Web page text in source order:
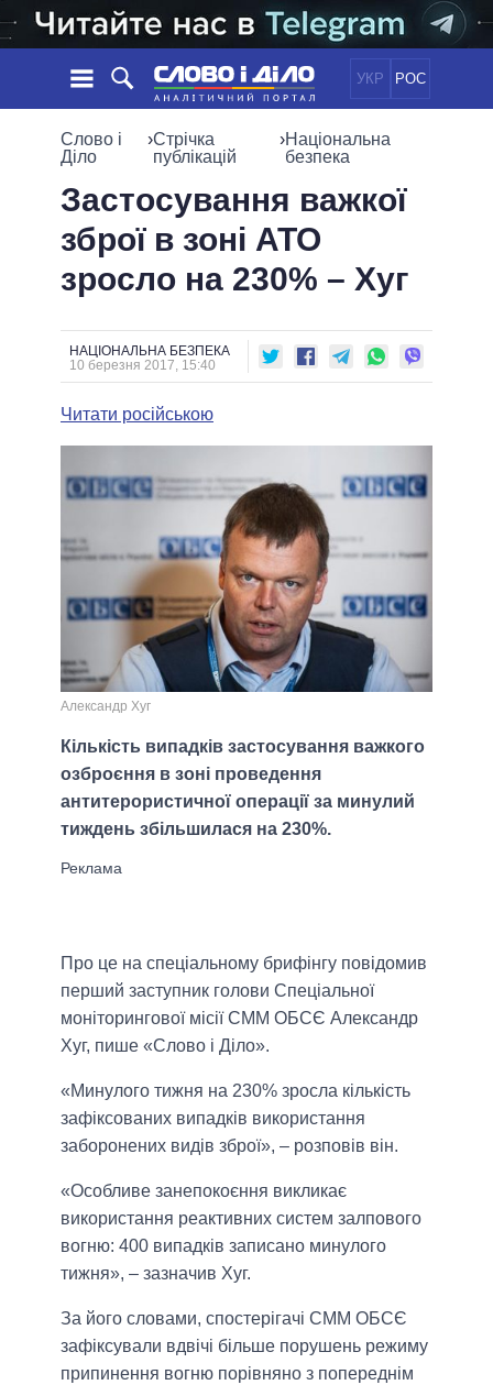
УКР РОС
НОВИНИ
СТАТТІ
ДУМКИ
ДАЙДЖЕСТИ
СУСПІЛЬСТВО
СВІТ
ПОЛIТИКИ
УСІ ПОЛІТИКИ
ВЕРХОВНА РАДА
КАБІНЕТ МІНІСТРІВ
ГОЛОВИ ОБЛАДМІНІСТРАЦІЙ
МЕРИ МІСТ
ВСІ ПЕРСОНИ
ІНФОГРАФІКА
ВІДЕО
ПІДТРИМАТИ
ПОРІВНЯННЯ ПОЛІТИКІВ
Слово і
Діло
›Стрічка
публікацій
›Національна
безпека
Застосування важкої
зброї в зоні АТО
зросло на 230% – Хуг
НАЦІОНАЛЬНА БЕЗПЕКА
10 березня 2017, 15:40
Читати російською
Александр Хуг
Кількість випадків застосування важкого
озброєння в зоні проведення
антитерористичної операції за минулий
тиждень збільшилася на 230%.
Про це на спеціальному брифінгу повідомив
перший заступник голови Спеціальної
моніторингової місії СММ ОБСЄ Александр
Хуг, пише «Слово і Діло».
«Минулого тижня на 230% зросла кількість
зафіксованих випадків використання
заборонених видів зброї», – розповів він.
«Особливе занепокоєння викликає
використання реактивних систем залпового
вогню: 400 випадків записано минулого
тижня», – зазначив Хуг.
За його словами, спостерігачі СММ ОБСЄ
зафіксували вдвічі більше порушень режиму
припинення вогню порівняно з попереднім